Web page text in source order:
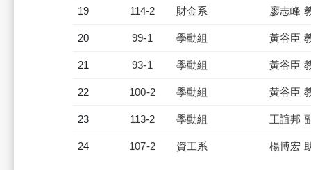
19 114-2 財金系 廖志峰
20 99-1 學動組 黃谷臣
21 93-1 學動組 黃谷臣
22 100-2 學動組 黃谷臣
23 113-2 學動組 王誼邦
24 107-2 資工系 楊博宏